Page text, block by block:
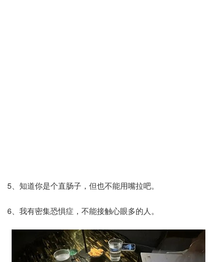
5、知道你是个直肠子，但也不能用嘴拉吧。
6、我有密集恐惧症，不能接触心眼多的人。